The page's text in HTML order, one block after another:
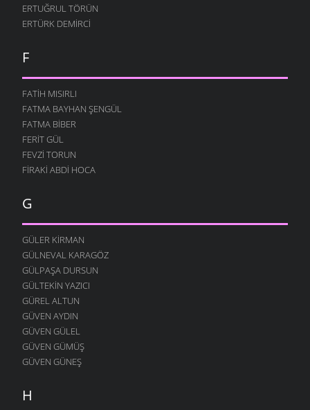
ERTUĞRUL TÖRÜN
ERTÜRK DEMIRCI
F
FATIH MISIRLI
FATMA BAYHAN ŞENGÜL
FATMA BIBER
FERIT GÜL
FEVZI TORUN
FIRAKI ABDI HOCA
G
GÜLER KIRMAN
GÜLNEVAL KARAGÖZ
GÜLPAŞA DURSUN
GÜLTEKIN YAZICI
GÜREL ALTUN
GÜVEN AYDIN
GÜVEN GÜLEL
GÜVEN GÜMÜŞ
GÜVEN GÜNEŞ
H